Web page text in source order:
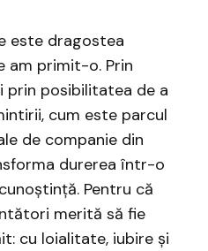
este dragostea
am primit-o. Prin
prin posibilitatea de a
cum este parcul
de companie din
durerea într-o
Pentru că
merită să fie
cu loialitate, iubire și